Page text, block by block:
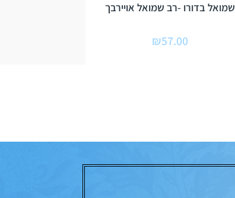
שמואל בדורו -רב שמואל אויירבך
₪57.00